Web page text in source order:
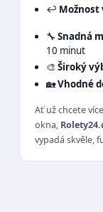
↩️ Možnost
🔧 Snadná
10 minut
🎨 Široký
🏡Vhodné
Ať už chcete
okna,
vypadá skvěle,